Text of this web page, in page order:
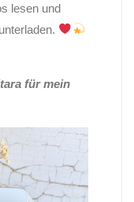
lesen und
für mein